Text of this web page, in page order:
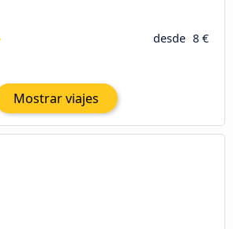
desde 8 €
Mostrar viajes